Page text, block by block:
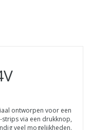
ontworpen voor een
strips via een drukknop,
veel mogelijkheden.